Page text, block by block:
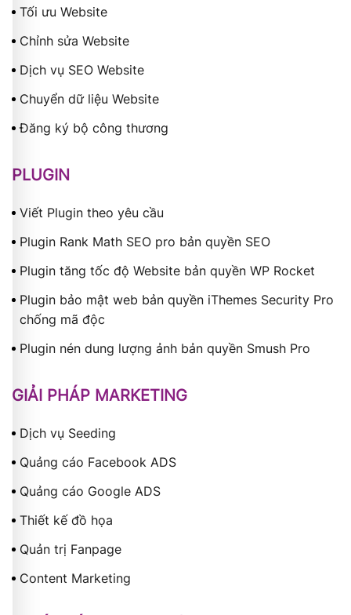
Tối ưu Website
Chỉnh sửa Website
Dịch vụ SEO Website
Chuyển dữ liệu Website
Đăng ký bộ công thương
PLUGIN
Viết Plugin theo yêu cầu
Plugin Rank Math SEO pro bản quyền SEO
Plugin tăng tốc độ Website bản quyền WP Rocket
Plugin bảo mật web bản quyền iThemes Security Pro
chống mã độc
Plugin nén dung lượng ảnh bản quyền Smush Pro
GIẢI PHÁP MARKETING
Dịch vụ Seeding
Quảng cáo Facebook ADS
Quảng cáo Google ADS
Thiết kế đồ họa
Quản trị Fanpage
Content Marketing